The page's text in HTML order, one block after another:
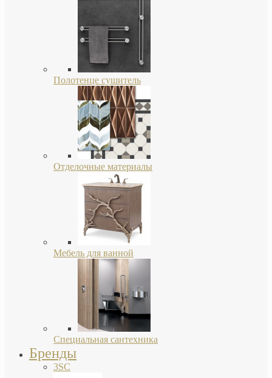
Полотенце сушитель
Отделочные материалы
Мебель для ванной
Специальная сантехника
Бренды
3SC